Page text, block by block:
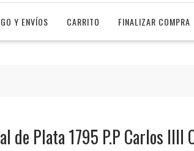
Y ENVÍOS CARRITO FINALIZAR COMPRA
de Plata 1795 P.P Carlos IIII